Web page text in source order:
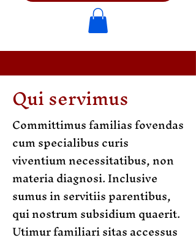
Qui servimus
Committimus familias fovendas
cum specialibus curis
viventium necessitatibus, non
materia diagnosi. Inclusive
sumus in servitiis parentibus,
qui nostrum subsidium quaerit.
Utimur familiari sitas accessus